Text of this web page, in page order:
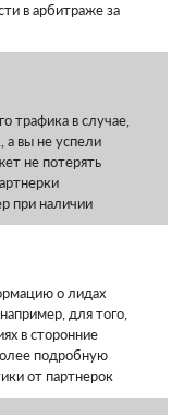
в арбитраже за
трафика в случае,
а вы не успели
не потерять
при наличии
о лидах
для того,
в сторонние
подробную
от партнерок